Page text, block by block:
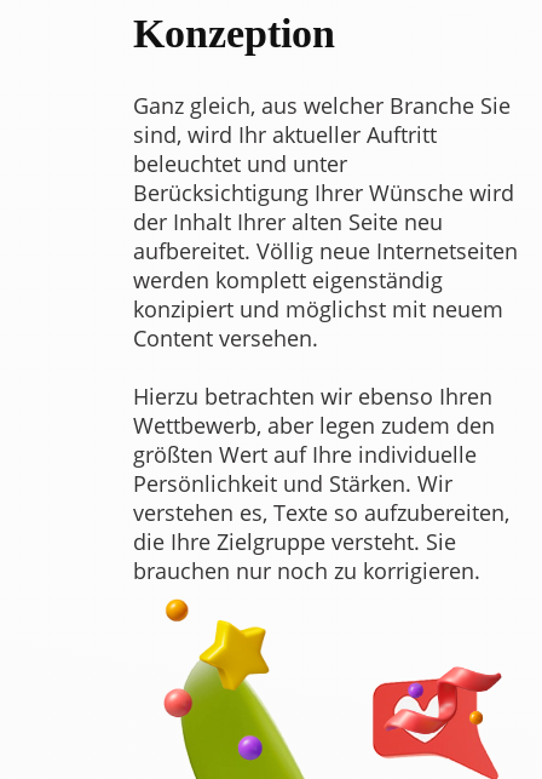
Konzeption
Ganz gleich, aus welcher Branche Sie
sind, wird Ihr aktueller Auftritt
beleuchtet und unter
Berücksichtigung Ihrer Wünsche wird
der Inhalt Ihrer alten Seite neu
aufbereitet. Völlig neue Internetseiten
werden komplett eigenständig
konzipiert und möglichst mit neuem
Content versehen.
Hierzu betrachten wir ebenso Ihren
Wettbewerb, aber legen zudem den
größten Wert auf Ihre individuelle
Persönlichkeit und Stärken. Wir
verstehen es, Texte so aufzubereiten,
die Ihre Zielgruppe versteht. Sie
brauchen nur noch zu korrigieren.